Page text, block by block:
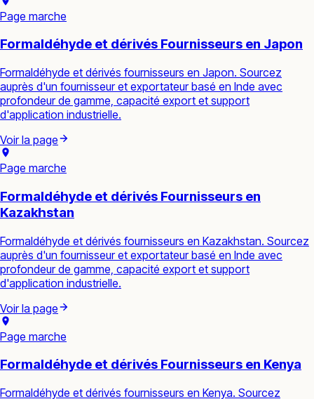
Page marche
Formaldéhyde et dérivés Fournisseurs en Japon
Formaldéhyde et dérivés fournisseurs en Japon. Sourcez
auprès d'un fournisseur et exportateur basé en Inde avec
profondeur de gamme, capacité export et support
d'application industrielle.
Voir la page
Page marche
Formaldéhyde et dérivés Fournisseurs en
Kazakhstan
Formaldéhyde et dérivés fournisseurs en Kazakhstan. Sourcez
auprès d'un fournisseur et exportateur basé en Inde avec
profondeur de gamme, capacité export et support
d'application industrielle.
Voir la page
Page marche
Formaldéhyde et dérivés Fournisseurs en Kenya
Formaldéhyde et dérivés fournisseurs en Kenya. Sourcez